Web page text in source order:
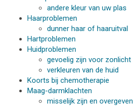
andere kleur van uw plas
Haarproblemen
dunner haar of haaruitval
Hartproblemen
Huidproblemen
gevoelig zijn voor zonlicht
verkleuren van de huid
Koorts bij chemotherapie
Maag-darmklachten
misselijk zijn en overgeven